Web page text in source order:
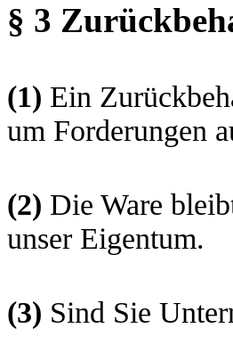
§ 3
(1) Ein
um Forderungen
(2) Die Ware
unser Eigentum.
(3) Sind Sie